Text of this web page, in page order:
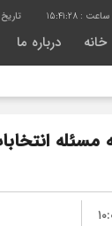
15:41:28
خانه درباره ما
مسئله